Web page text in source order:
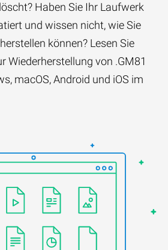
Haben Sie Ihr Laufwerk
und wissen nicht, wie Sie
können? Lesen Sie
Wiederherstellung von .GM81
macOS, Android und iOS im